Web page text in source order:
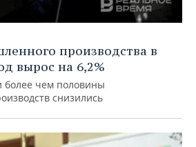
производства в
вырос на 6,2%
более чем половины
снизились